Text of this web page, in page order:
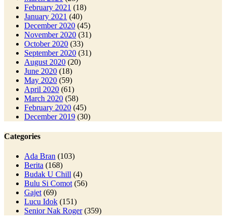
February 2021 (18)
January 2021 (40)
December 2020 (45)
November 2020 (31)
October 2020 (33)
September 2020 (31)
August 2020 (20)
June 2020 (18)
May 2020 (59)
April 2020 (61)
March 2020 (58)
February 2020 (45)
December 2019 (30)
Categories
Ada Bran (103)
Berita (168)
Budak U Chill (4)
Bulu Si Comot (56)
Gajet (69)
Lucu Idok (151)
Senior Nak Roger(359)